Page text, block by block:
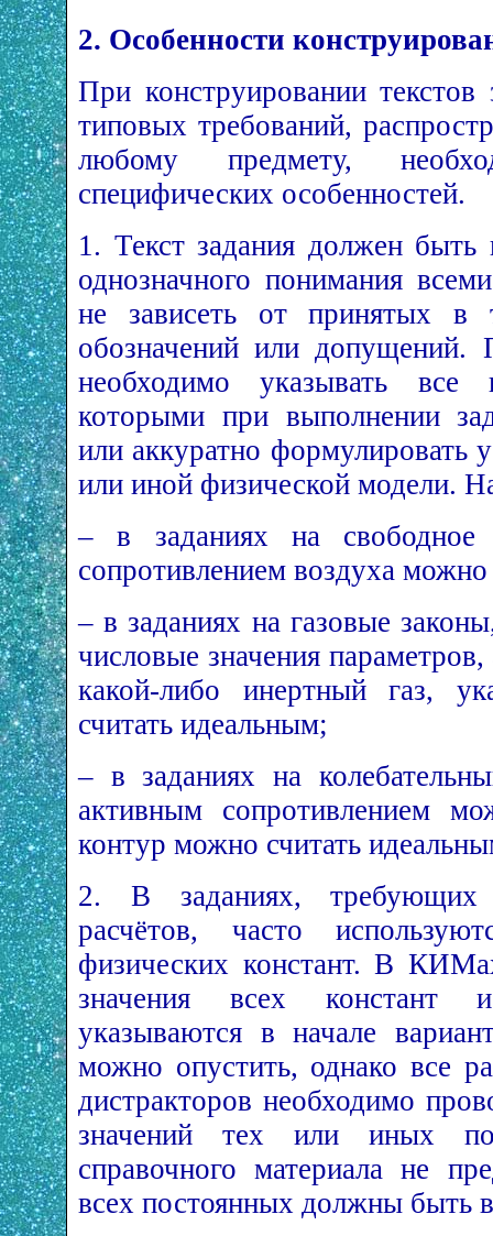
2. Особенности
При конструировании
типовых требований,
любому предмету,
специфических особенностей.
1. Текст задания должен быть
однозначного понимания
не зависеть от принятых в
обозначений или допущений.
необходимо указывать все
которыми при выполнении
или аккуратно формулировать
или иной физической модели.
– в заданиях на свободное
сопротивлением воздуха
– в заданиях на газовые
числовые значения
какой-либо инертный газ,
считать идеальным;
– в заданиях на
активным сопротивлением
контур можно считать
2. В заданиях, требующих
расчётов, часто
физических констант. В
значения всех констант
указываются в начале
можно опустить, однако все
дистракторов необходимо
значений тех или иных
справочного материала не
всех постоянных должны быть